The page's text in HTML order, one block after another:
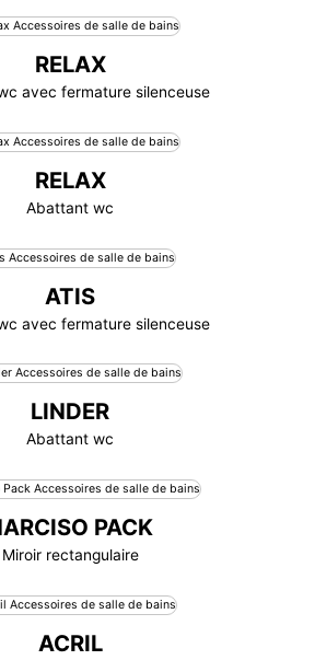
RELAX
avec fermature silenceuse
RELAX
Abattant wc
ATIS
avec fermature silenceuse
LINDER
Abattant wc
PACK
Miroir rectangulaire
ACRIL